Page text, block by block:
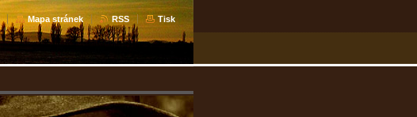
Mapa stránek RSS Tisk